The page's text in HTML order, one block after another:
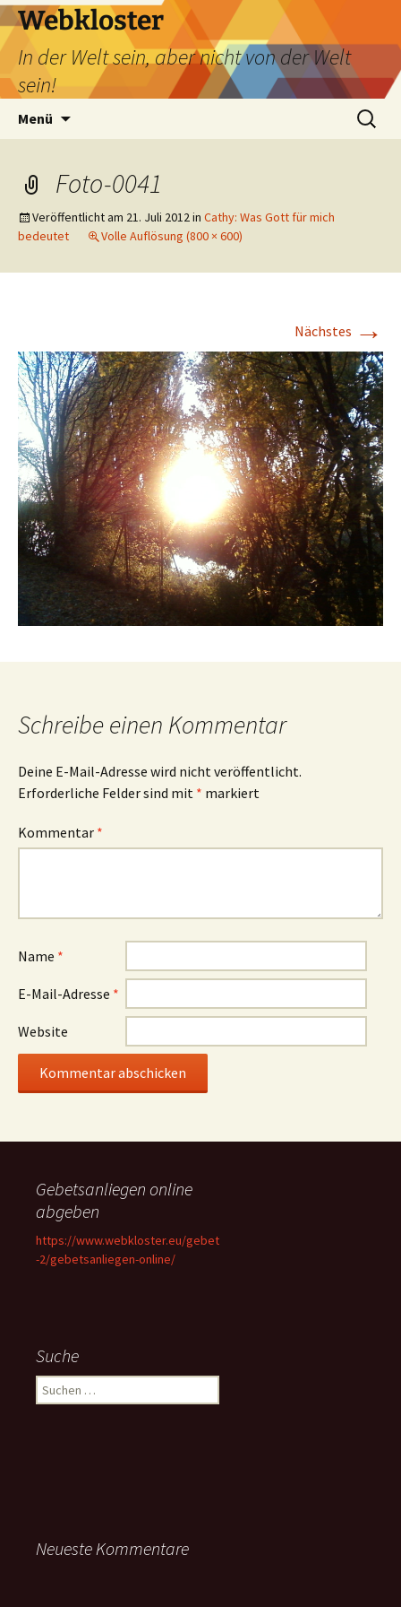
Webkloster
In der Welt sein, aber nicht von der Welt
sein!
Menü
Suchen
nach:
Foto-0041
Veröffentlicht am 21. Juli 2012in Cathy: Was Gott für mich
bedeutet
Volle Auflösung (800 × 600)
Nächstes →
Schreibe einen Kommentar
Deine E-Mail-Adresse wird nicht veröffentlicht.
Erforderliche Felder sind mit * markiert
Kommentar *
Name *
E-Mail-Adresse *
Website
Gebetsanliegen online
abgeben
https://www.webkloster.eu/gebet
-2/gebetsanliegen-online/
Suche
Suchen
nach:
Neueste Kommentare